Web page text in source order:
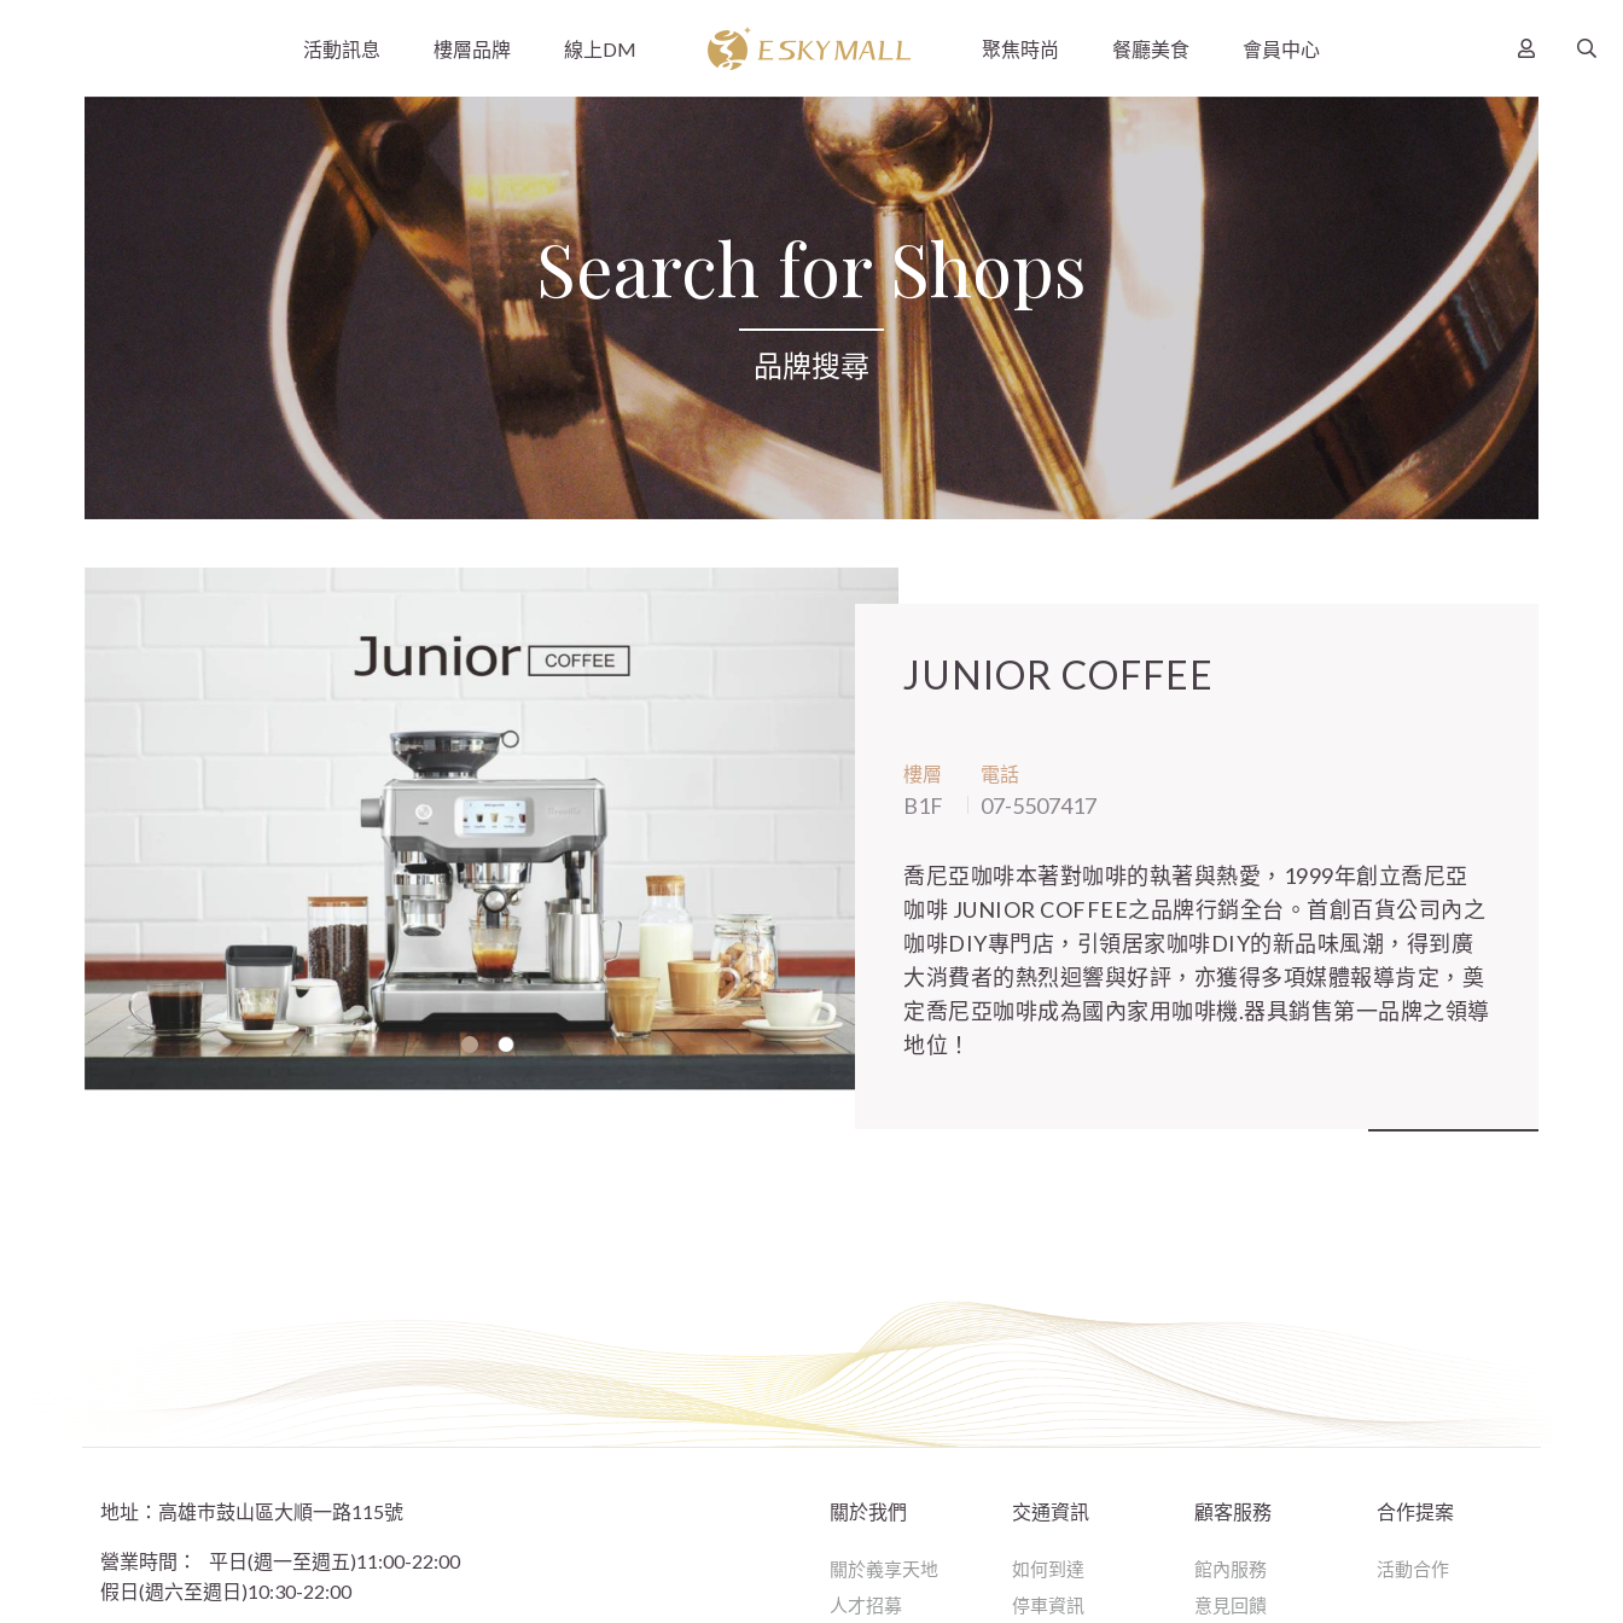
活動訊息 樓層品牌 線上DM 聚焦時尚 餐廳美食 會員中心
Search for Shops
品牌搜尋
JUNIOR COFFEE
樓層
B1F
電話
07-5507417
喬尼亞咖啡本著對咖啡的執著與熱愛，1999年創立喬尼亞
咖啡 JUNIOR COFFEE之品牌行銷全台。首創百貨公司內之
咖啡DIY專門店，引領居家咖啡DIY的新品味風潮，得到廣
大消費者的熱烈迴響與好評，亦獲得多項媒體報導肯定，奠
定喬尼亞咖啡成為國內家用咖啡機.器具銷售第一品牌之領導
地位！
地址：高雄巿鼓山區大順一路115號
營業時間：
平日(週一至週五)11:00-22:00
假日(週六至週日)10:30-22:00
關於我們
關於義享天地
人才招募
交通資訊
如何到達
停車資訊
顧客服務
館內服務
意見回饋
合作提案
活動合作